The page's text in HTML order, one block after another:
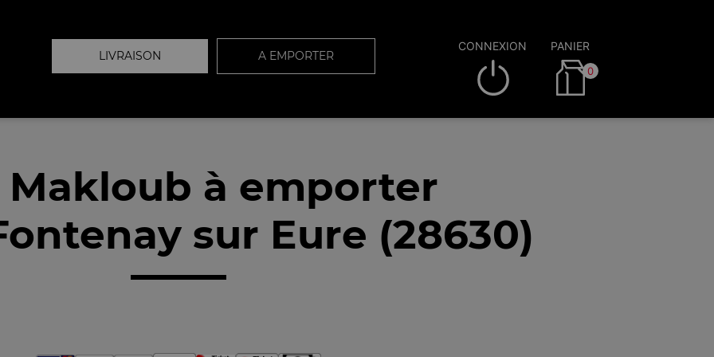
LIVRAISON A EMPORTER
CONNEXION PANIER
0
Makloub à emporter
sur Eure (28630)